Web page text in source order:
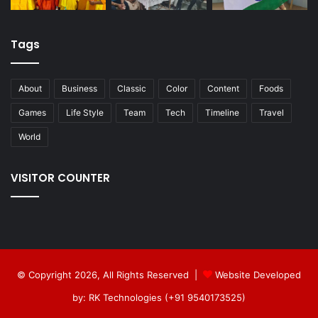
Tags
About Business Classic Color Content Foods
Games Life Style Team Tech Timeline Travel
World
VISITOR COUNTER
© Copyright 2026, All Rights Reserved |
Website Developed
by: RK Technologies (+91 9540173525)